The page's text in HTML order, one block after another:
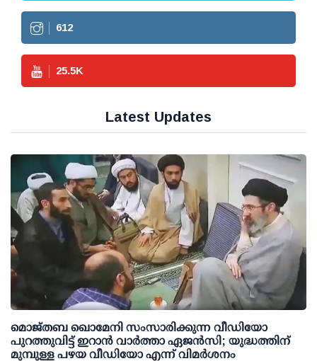
612
25.5K
Latest Updates
മൊജ്തബ ഖൊമേനി സംസാരിക്കുന്ന വീഡിയോ
പുറത്തുവിട്ട് ഇറാന്‍ വാര്‍ത്താ ഏജന്‍സി; യുദ്ധത്തിന്
മുമ്പുള്ള പഴയ വീഡിയോ എന്ന് വിമര്‍ശനം